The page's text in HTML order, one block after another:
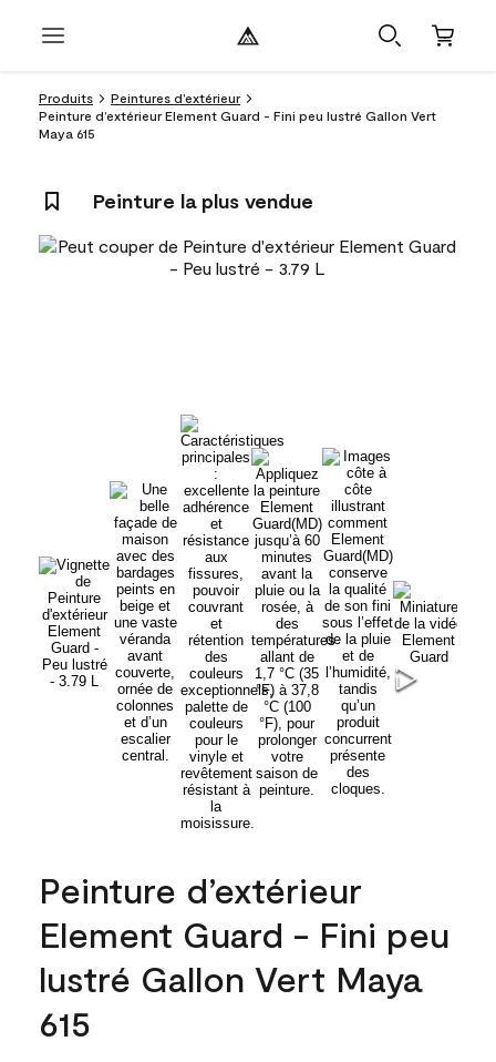
Produits
Peintures d’extérieur
Peinture d’extérieur Element Guard - Fini peu lustré Gallon Vert
Maya 615
Peinture la plus vendue
Peinture d’extérieur
Element Guard - Fini peu
lustré Gallon Vert Maya
615